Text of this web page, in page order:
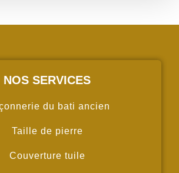
NOS SERVICES
du bati ancien
Taille de pierre
Couverture tuile